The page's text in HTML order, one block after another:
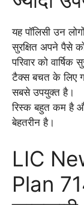
यह पॉलिसी उन
सुरक्षित अपने पैसे
परिवार को
टैक्स बचत के लिए
सबसे उपयुक्त है।
रिस्क बहुत कम है
बेहतरीन है।
LIC
Plan